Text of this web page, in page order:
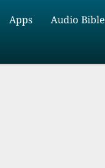
Apps Audio Bible